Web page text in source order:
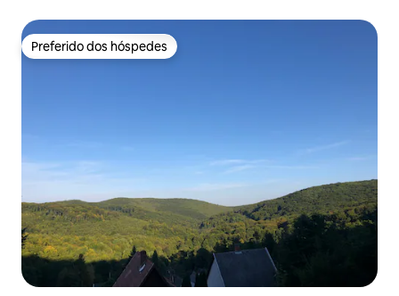
Preferido dos hóspedes
Preferido dos hóspedes